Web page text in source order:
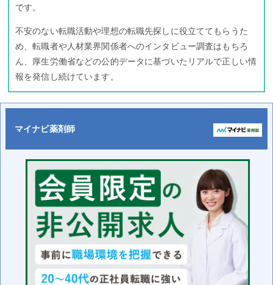
です。
不安のない転職活動や理想の転職先探しに役立ててもらうた
め、転職者や人材業界関係者へのインタビュー調査はもちろ
ん、厚生労働省などの公的データに基づいたリアルで正しい情
報を発信し続けています。
マイナビ薬剤師